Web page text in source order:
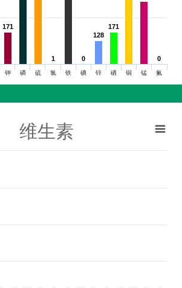
171
171
1
1 0
0
128
128
171
171
0
0
钾 磷 硫 氯 铁 碘 锌 硒 铜 锰 氟
维生素